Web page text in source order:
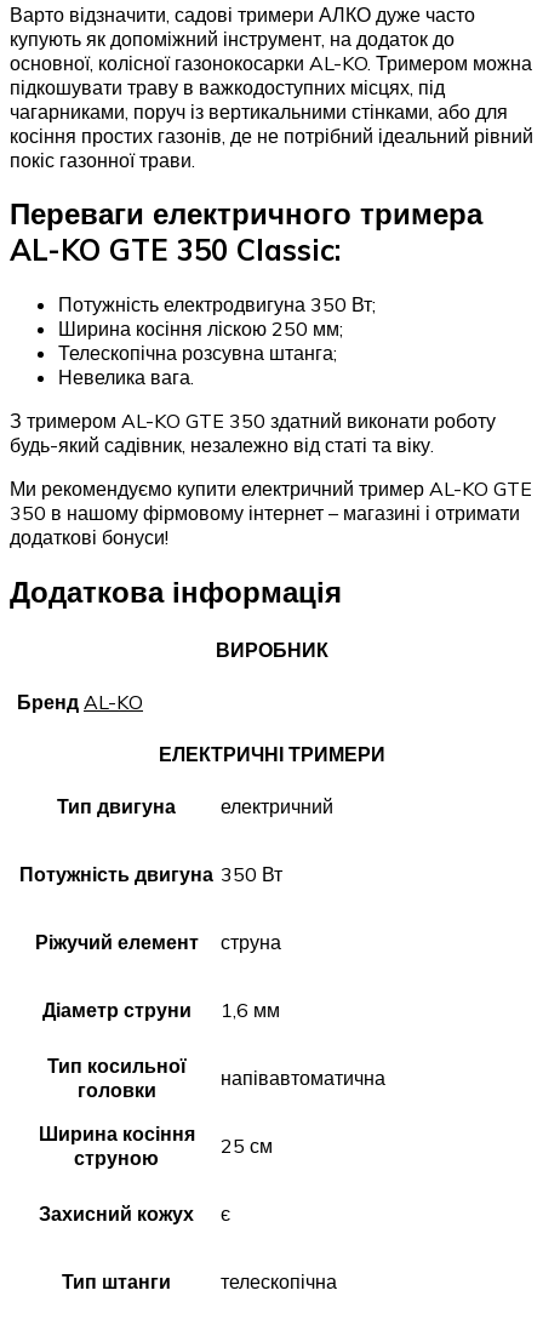
Варто відзначити, садові тримери АЛКО дуже часто
купують як допоміжний інструмент, на додаток до
основної, колісної газонокосарки AL-KO. Тримером можна
підкошувати траву в важкодоступних місцях, під
чагарниками, поруч із вертикальними стінками, або для
косіння простих газонів, де не потрібний ідеальний рівний
покіс газонної трави.
Переваги електричного тримера
AL-KO GTE 350 Classic:
Потужність електродвигуна 350 Вт;
Ширина косіння ліскою 250 мм;
Телескопічна розсувна штанга;
Невелика вага.
З тримером AL-KO GTE 350 здатний виконати роботу
будь-який садівник, незалежно від статі та віку.
Ми рекомендуємо купити електричний тример AL-KO GTE
350 в нашому фірмовому інтернет – магазині і отримати
додаткові бонуси!
Додаткова інформація
ВИРОБНИК
Бренд AL-KO
ЕЛЕКТРИЧНІ ТРИМЕРИ
Тип двигуна електричний
Потужність двигуна 350 Вт
Ріжучий елемент струна
Діаметр струни 1,6 мм
Тип косильної
головки
напівавтоматична
Ширина косіння
струною
25 см
Захисний кожух є
Тип штанги телескопічна